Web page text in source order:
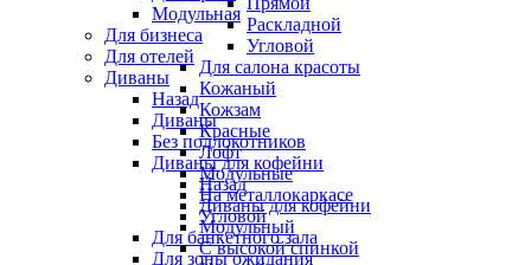
Раскладной
Угловой
Для салона красоты
Кожаный
Кожзам
Красные
Лофт
Модульные
На металлокаркасе
Угловой
Для банкетного зала
Для зоны ожидания
Модульная
Для бизнеса
Для отелей
Диваны
Назад
Диваны
Без подлокотников
Диваны для кофейни
Назад
Диваны для кофейни
Модульный
С высокой спинкой